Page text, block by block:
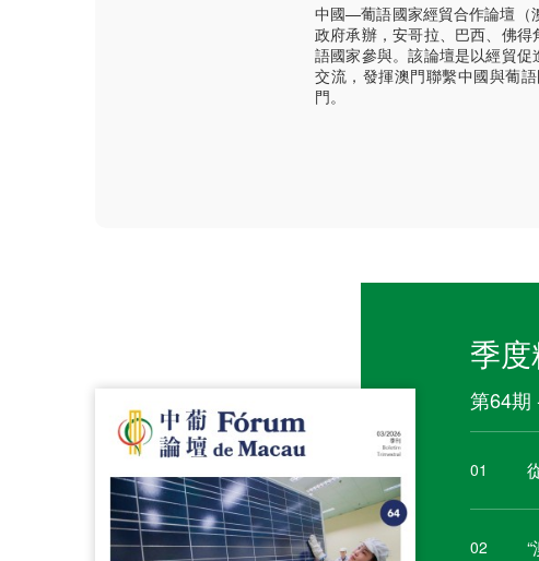
中國—葡語國家經貿合作論壇（
政府承辦，安哥拉、巴西、佛
語國家參與。該論壇是以經貿
交流，發揮澳門聯繫中國與葡
門。
季
第64期
01
02